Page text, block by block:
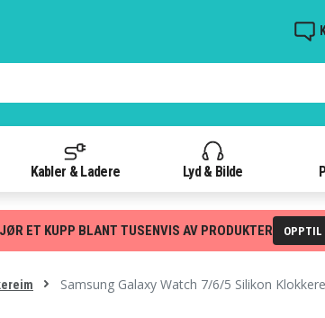
Kabler & Ladere Lyd & Bilde
ET KUPP BLANT TUSENVIS AV PRODUKTER OPPTIL
Samsung Galaxy Watch 7/6/5 Silikon